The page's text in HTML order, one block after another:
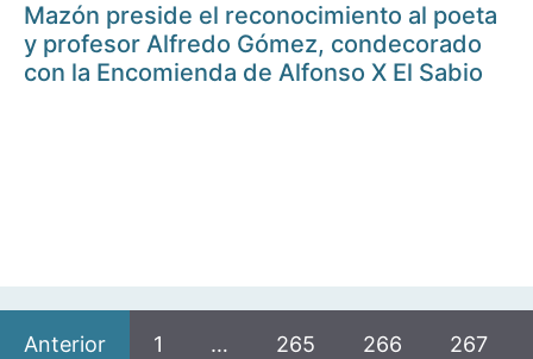
Mazón preside el reconocimiento al poeta
y profesor Alfredo Gómez, condecorado
con la Encomienda de Alfonso X El Sabio
Anterior 1 … 265 266 267